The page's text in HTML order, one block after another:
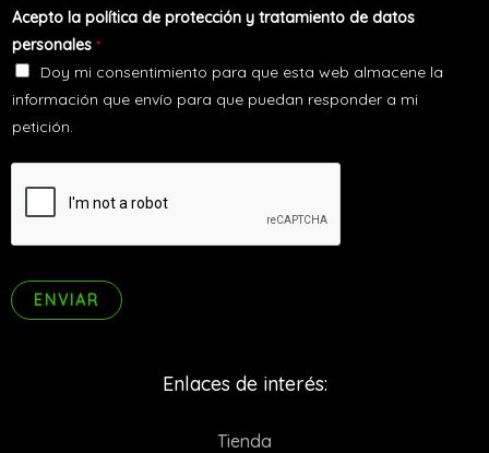
d
e
n
t
t
r
e
o
e
l
e
r
n
Acepto la política de protección y tratamiento de datos
personales *
Doy mi consentimiento para que esta web almacene la
información que envío para que puedan responder a mi
petición.
ENVIAR
Enlaces de interés:
Tienda